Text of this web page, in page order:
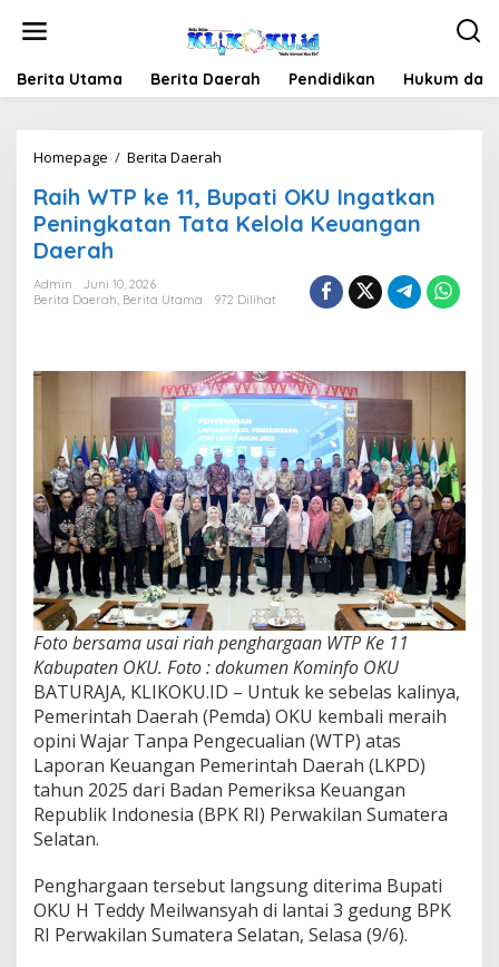
Berita Utama Berita Daerah Pendidikan Hukum
Homepage / Berita Daerah
ke
11,
Bupati
Peningkatan
Daerah
Raih WTP ke 11, Bupati OKU Ingatkan
Peningkatan Tata Kelola Keuangan
Daerah
Admin
Juni 10, 2026
Berita Daerah, Berita Utama 972 Dilihat
Foto bersama usai riah penghargaan WTP Ke 11
Kabupaten OKU. Foto : dokumen Kominfo OKU
BATURAJA, KLIKOKU.ID – Untuk ke sebelas kalinya,
Pemerintah Daerah (Pemda) OKU kembali meraih
opini Wajar Tanpa Pengecualian (WTP) atas
Laporan Keuangan Pemerintah Daerah (LKPD)
tahun 2025 dari Badan Pemeriksa Keuangan
Republik Indonesia (BPK RI) Perwakilan Sumatera
Selatan.
Penghargaan tersebut langsung diterima Bupati
OKU H Teddy Meilwansyah di lantai 3 gedung BPK
RI Perwakilan Sumatera Selatan, Selasa (9/6).